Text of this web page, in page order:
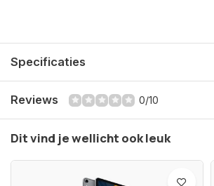
Specificaties
Reviews 0/10
Dit vind je wellicht ook leuk